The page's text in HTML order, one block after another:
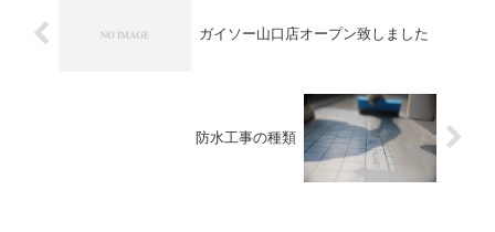
ガイソー山口店オープン致しました
防水工事の種類